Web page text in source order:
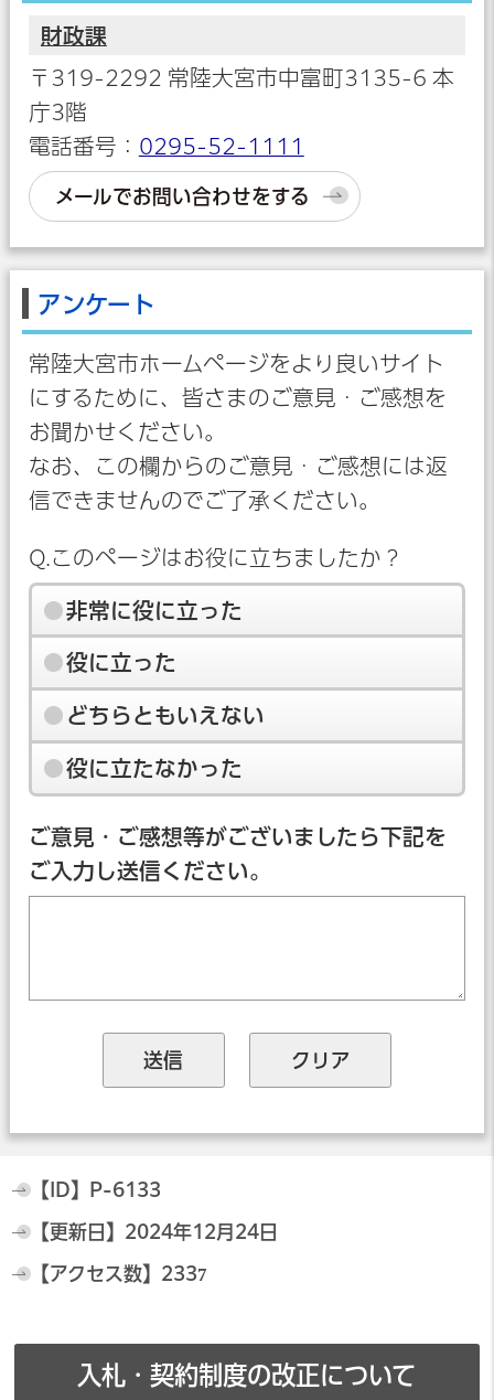
財政課
〒319-2292 常陸大宮市中富町3135-6 本
庁3階
電話番号： 0295-52-1111
メールでお問い合わせをする
アンケート
常陸大宮市ホームページをより良いサイト
にするために、皆さまのご意見・ご感想を
お聞かせください。
なお、この欄からのご意見・ご感想には返
信できませんのでご了承ください。
Q.このページはお役に立ちましたか？
非常に役に立った
役に立った
どちらともいえない
役に立たなかった
ご意見・ご感想等がございましたら下記を
ご入力し送信ください。
【ID】 P-6133
【更新日】 2024年12月24日
【アクセス数】 2337
入札・契約制度の改正について